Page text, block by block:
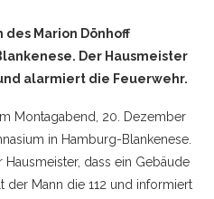
des Marion Dönhoff
Der Hausmeister
alarmiert die Feuerwehr.
Montagabend, 20. Dezember
in Hamburg-Blankenese.
dass ein Gebäude
der Mann die 112 und informiert